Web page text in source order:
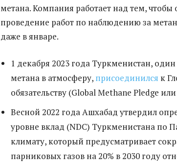
метана. Компания работает над тем, чтобы
проведение работ по наблюдению за
даже в январе.
1 декабря 2023 года Туркменистан,
метана в атмосферу, присоединился к
обязательству (Global Methane Pledge
Весной 2022 года Ашхабад утвердил
уровне вклад (NDC) Туркменистана по
климату, который предусматривает
парниковых газов на 20% в 2030 году